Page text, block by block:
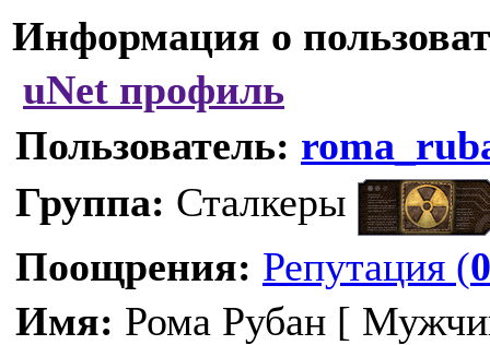
Информация о
uNet профиль
Пользователь:
Группа: Сталкеры
Поощрения: Репутация (0
Имя: Рома Рубан [